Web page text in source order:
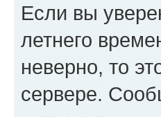
Если вы
летнего
неверно, то
сервере.